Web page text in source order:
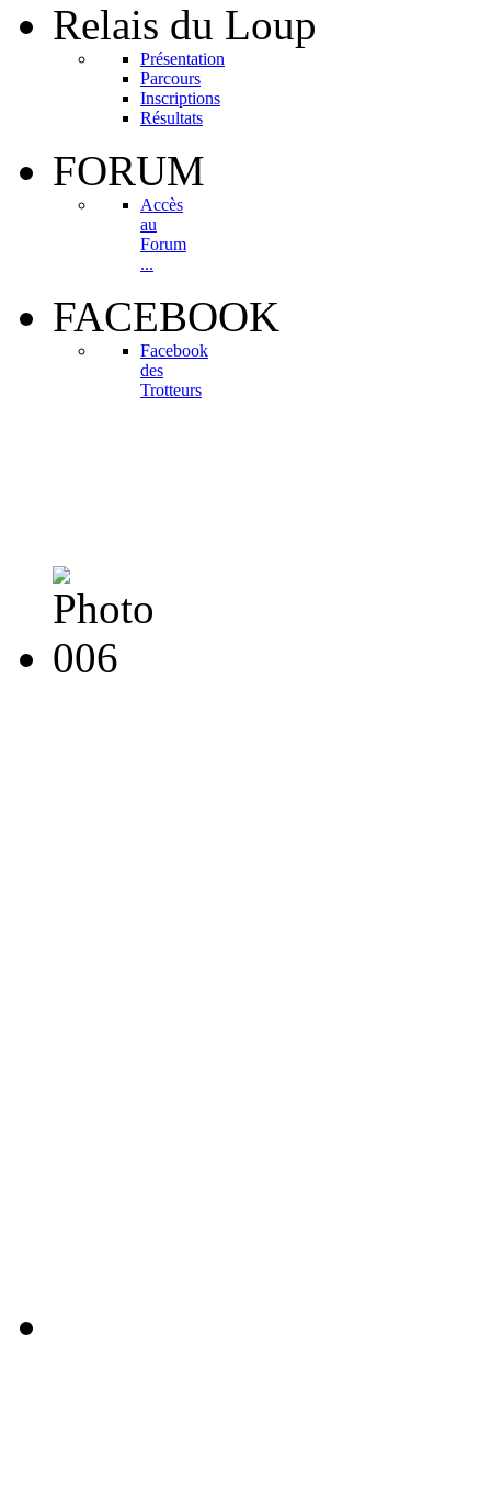
Relais du Loup
Présentation
Parcours
Inscriptions
Résultats
FORUM
Accès
au
Forum
...
FACEBOOK
Facebook
des
Trotteurs